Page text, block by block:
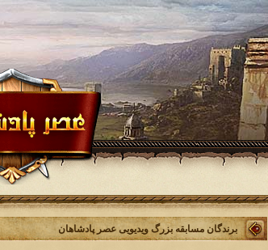
برندگان مسابقه بزرگ ویدیویی عصر پادشاهان